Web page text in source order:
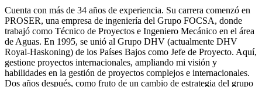
Cuenta con más de 34 años de experiencia. Su carrera comenzó en
PROSER, una empresa de ingeniería del Grupo FOCSA, donde
trabajó como Técnico de Proyectos e Ingeniero Mecánico en el área
de Aguas. En 1995, se unió al Grupo DHV (actualmente DHV
Royal-Haskoning) de los Países Bajos como Jefe de Proyecto. Aquí,
gestione proyectos internacionales, ampliando mi visión y
habilidades en la gestión de proyectos complejos e internacionales.
Dos años después, como fruto de un cambio de estrategia del grupo